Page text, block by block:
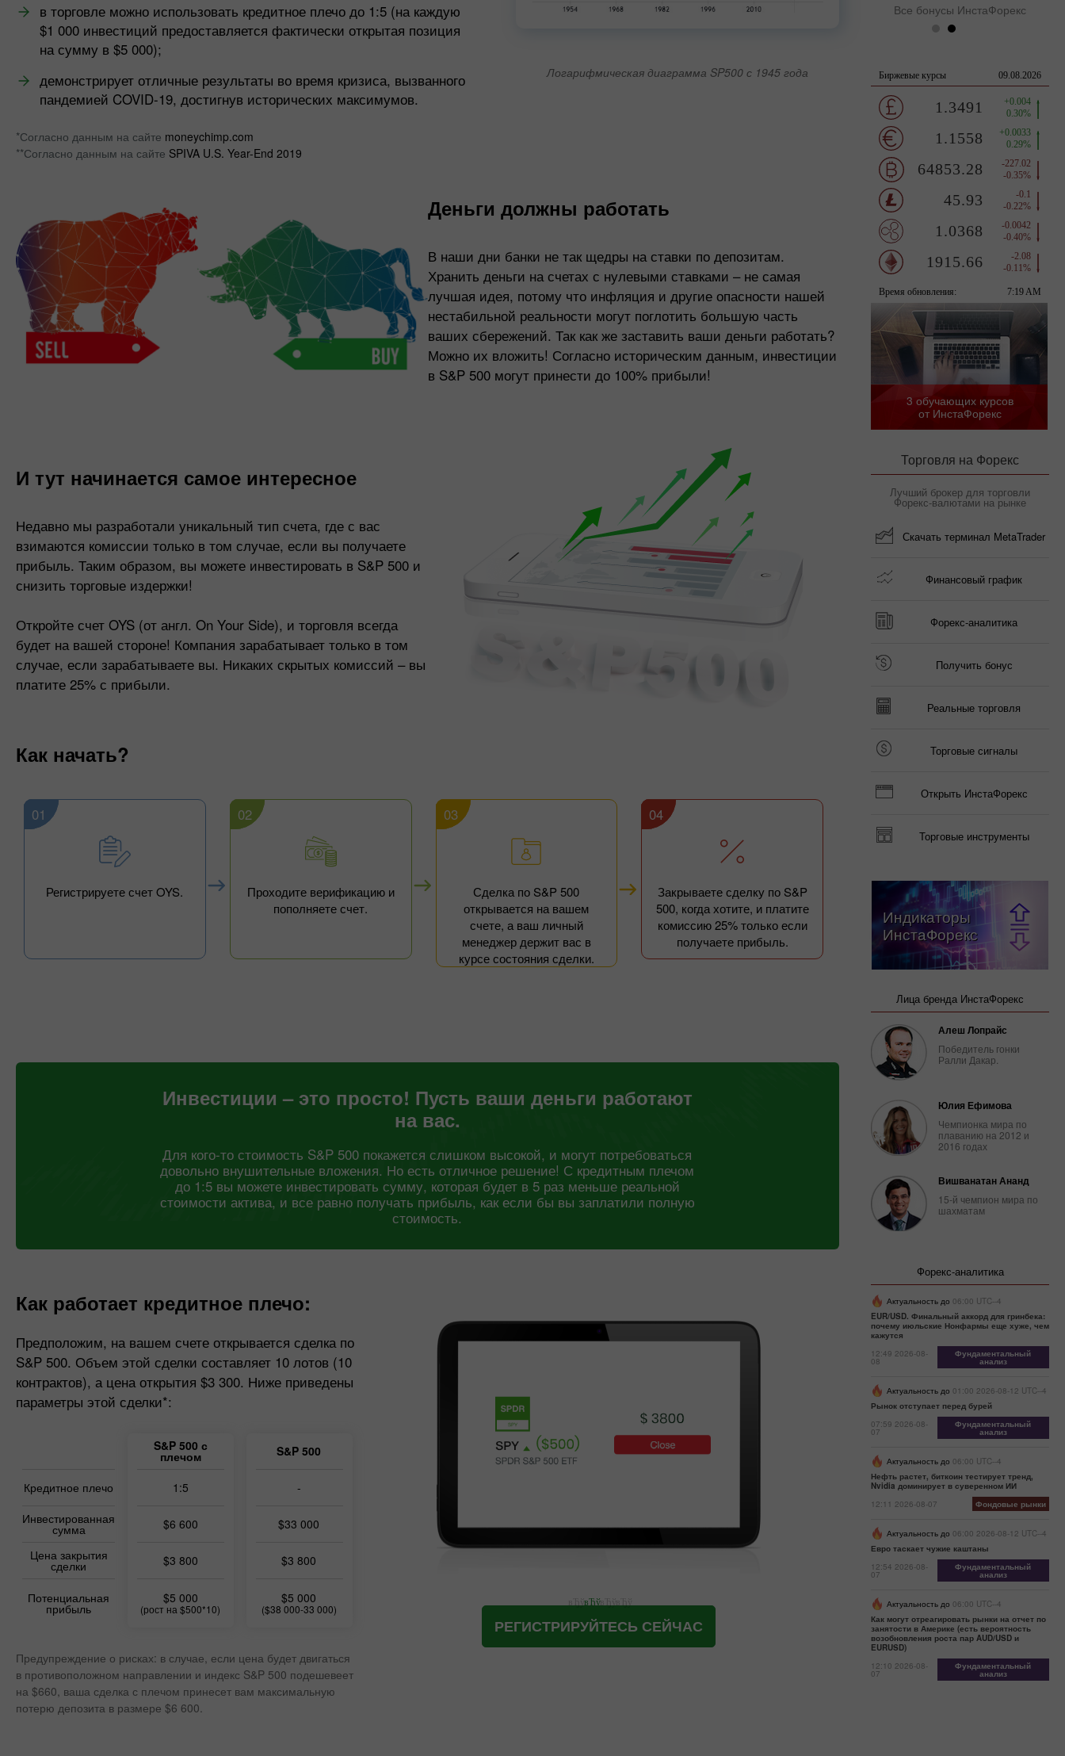
Логарифмическая диаграмма SP500 с 1945 года
в торговле можно использовать кредитное плечо до 1:5 (на каждую
$1 000 инвестиций предоставляется фактически открытая позиция
на сумму в $5 000);
демонстрирует отличные результаты во время кризиса, вызванного
пандемией COVID-19, достигнув исторических максимумов.
*Согласно данным на сайте moneychimp.com
**Согласно данным на сайте SPIVA U.S. Year-End 2019
Деньги должны работать
В наши дни банки не так щедры на ставки по депозитам.
Хранить деньги на счетах с нулевыми ставками – не самая
лучшая идея, потому что инфляция и другие опасности нашей
нестабильной реальности могут поглотить большую часть
ваших сбережений. Так как же заставить ваши деньги работать?
Можно их вложить! Согласно историческим данным, инвестиции
в S&P 500 могут принести до 100% прибыли!
И тут начинается самое интересное
Недавно мы разработали уникальный тип счета, где с вас
взимаются комиссии только в том случае, если вы получаете
прибыль. Таким образом, вы можете инвестировать в S&P 500 и
снизить торговые издержки!
Откройте счет OYS (от англ. On Your Side), и торговля всегда
будет на вашей стороне! Компания зарабатывает только в том
случае, если зарабатываете вы. Никаких скрытых комиссий – вы
платите 25% с прибыли.
Как начать?
01
Регистрируете счет OYS.
02
Проходите верификацию и
пополняете счет.
03
Сделка по S&P 500
открывается на вашем
счете, а ваш личный
менеджер держит вас в
курсе состояния сделки.
04
Закрываете сделку по S&P
500, когда хотите, и платите
комиссию 25% только если
получаете прибыль.
Инвестиции – это просто! Пусть ваши деньги работают
на вас.
Для кого-то стоимость S&P 500 покажется слишком высокой, и могут потребоваться
довольно внушительные вложения. Но есть отличное решение! С кредитным плечом
до 1:5 вы можете инвестировать сумму, которая будет в 5 раз меньше реальной
стоимости актива, и все равно получать прибыль, как если бы вы заплатили полную
стоимость.
Как работает кредитное плечо:
Предположим, на вашем счете открывается сделка по
S&P 500. Объем этой сделки составляет 10 лотов (10
контрактов), а цена открытия $3 300. Ниже приведены
параметры этой сделки*:
Кредитное плечо
Инвестированная
сумма
Цена закрытия
сделки
Потенциальная
прибыль
S&P 500 с
плечом
1:5
$6 600
$3 800
$5 000
(рост на $500*10)
S&P 500
-
$33 000
$3 800
$5 000
($38 000-33 000)
Предупреждение о рисках: в случае, если цена будет двигаться
в противоположном направлении и индекс S&P 500 подешевеет
на $660, ваша сделка с плечом принесет вам максимальную
потерю депозита в размере $6 600.
РЕГИСТРИРУЙТЕСЬ СЕЙЧАС
Все бонусы ИнстаФорекс
3 обучающих курсов
от ИнстаФорекс
Торговля на Форекс
Лучший брокер для торговли
Форекс-валютами на рынке
Скачать терминал MetaTrader
Финансовый график
Форекс-аналитика
Получить бонус
Реальные торговля
Торговые сигналы
Открыть ИнстаФорекс
Торговые инструменты
Индикаторы
ИнстаФорекс
Лица бренда ИнстаФорекс
Алеш Лопрайс
Победитель гонки
Ралли Дакар.
Юлия Ефимова
Чемпионка мира по
плаванию на 2012 и
2016 годах
Вишванатан Ананд
15-й чемпион мира по
шахматам
Форекс-аналитика
Актуальность до 06:00 UTC--4
EUR/USD. Финальный аккорд для гринбека:
почему июльские Нонфармы еще хуже, чем
кажутся
12:49 2026-08-
08
Фундаментальный
анализ
Актуальность до 01:00 2026-08-12 UTC--4
Рынок отступает перед бурей
07:59 2026-08-
07
Фундаментальный
анализ
Актуальность до 06:00 UTC--4
Нефть растет, биткоин тестирует тренд,
Nvidia доминирует в суверенном ИИ
12:11 2026-08-07
Фондовые рынки
Актуальность до 06:00 2026-08-12 UTC--4
Евро таскает чужие каштаны
12:54 2026-08-
07
Фундаментальный
анализ
Актуальность до 06:00 UTC--4
Как могут отреагировать рынки на отчет по
занятости в Америке (есть вероятность
возобновления роста пар AUD/USD и
EURUSD)
12:10 2026-08-
07
Фундаментальный
анализ